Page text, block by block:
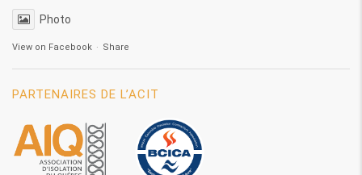
Photo
View on Facebook · Share
PARTENAIRES DE L’ACIT